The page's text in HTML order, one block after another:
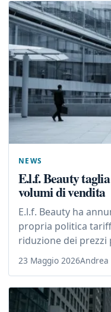
NEWS
E.l.f. Beauty
volumi di vendita
E.l.f. Beauty ha
propria politica
riduzione dei prezzi
23 Maggio 2026